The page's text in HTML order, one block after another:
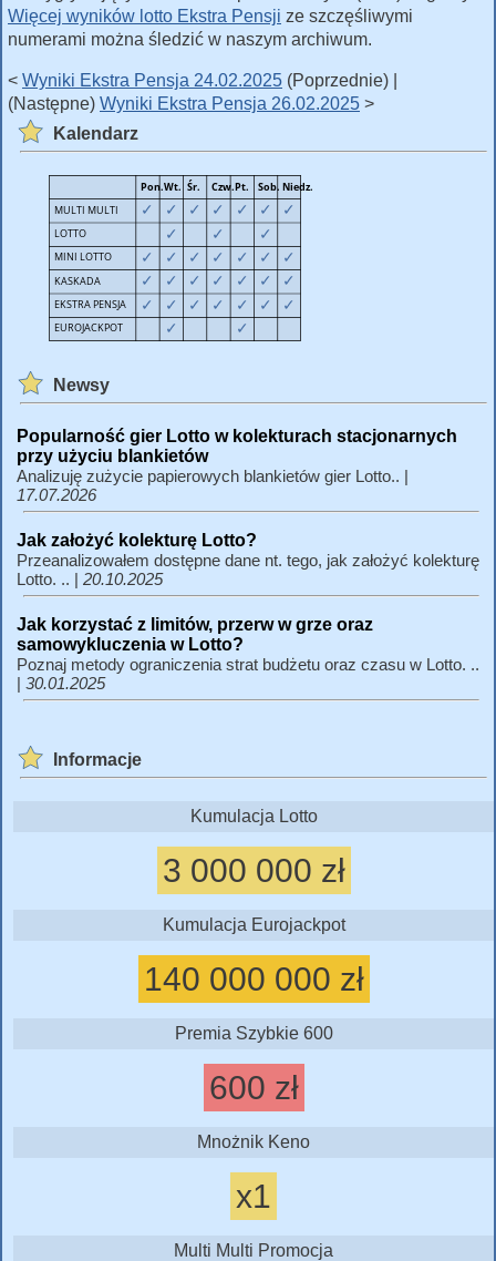
Więcej wyników lotto Ekstra Pensji ze szczęśliwymi
numerami można śledzić w naszym archiwum.
< Wyniki Ekstra Pensja 24.02.2025 (Poprzednie) |
(Następne) Wyniki Ekstra Pensja 26.02.2025 >
Kalendarz
Newsy
Popularność gier Lotto w kolekturach stacjonarnych
przy użyciu blankietów
Analizuję zużycie papierowych blankietów gier Lotto.. |
17.07.2026
Jak założyć kolekturę Lotto?
Przeanalizowałem dostępne dane nt. tego, jak założyć kolekturę
Lotto. .. | 20.10.2025
Jak korzystać z limitów, przerw w grze oraz
samowykluczenia w Lotto?
Poznaj metody ograniczenia strat budżetu oraz czasu w Lotto. ..
| 30.01.2025
Informacje
Kumulacja Lotto
3 000 000 zł
Kumulacja Eurojackpot
140 000 000 zł
Premia Szybkie 600
600 zł
Mnożnik Keno
x1
Multi Multi Promocja